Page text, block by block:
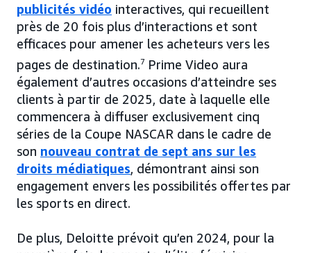
publicités vidéo interactives, qui recueillent
près de 20 fois plus d’interactions et sont
efficaces pour amener les acheteurs vers les
pages de destination.7 Prime Video aura
également d’autres occasions d’atteindre ses
clients à partir de 2025, date à laquelle elle
commencera à diffuser exclusivement cinq
séries de la Coupe NASCAR dans le cadre de
son nouveau contrat de sept ans sur les
droits médiatiques, démontrant ainsi son
engagement envers les possibilités offertes par
les sports en direct.
De plus, Deloitte prévoit qu’en 2024, pour la